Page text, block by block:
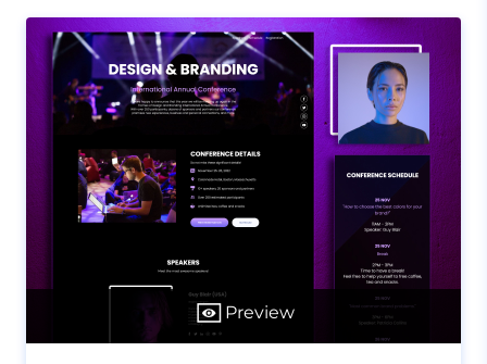
Preview